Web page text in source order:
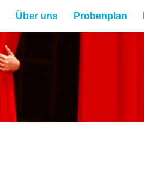
Über uns Probenplan